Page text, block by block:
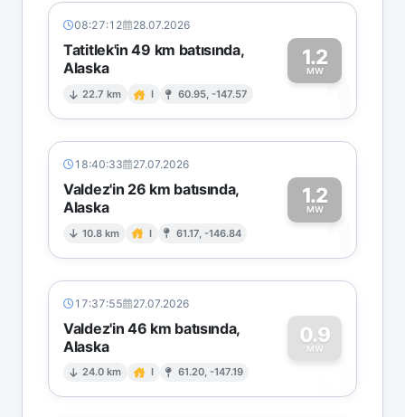
08:27:12 28.07.2026
Tatitlek'in 49 km batısında,
Alaska
22.7 km I 60.95, -147.57
1.2
MW1
18:40:33 27.07.2026
Valdez'in 26 km batısında,
Alaska
10.8 km I 61.17, -146.84
1.2
MW1
17:37:55 27.07.2026
Valdez'in 46 km batısında,
Alaska
24.0 km I 61.20, -147.19
0.9
MW
0